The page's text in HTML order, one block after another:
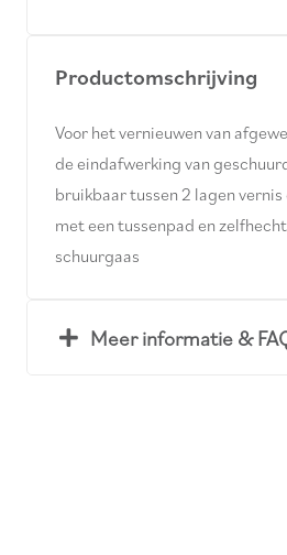
Productomschrijving
Voor het vernieuwen van
de eindafwerking van
bruikbaar tussen 2 lagen vernis
met een tussenpad en
schuurgaas
Meer informatie &